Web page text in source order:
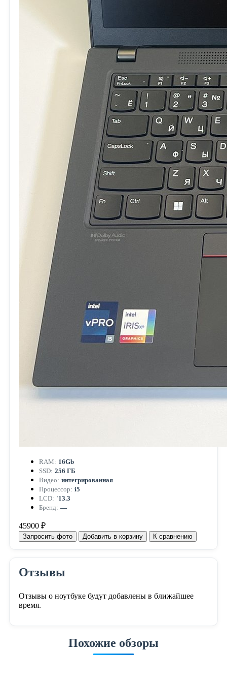
RAM: 16Gb
SSD: 256 ГБ
Видео: интегрированная
Процессор: i5
LCD: '13.3
Бренд: —
45900 ₽
Запросить фото Добавить в корзину К сравнению
Отзывы
Отзывы о ноутбуке будут добавлены в ближайшее
время.
Похожие обзоры